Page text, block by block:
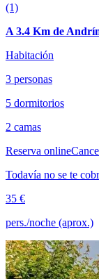
(1)
A 3.4 Km de
Habitación
3 personas
5 dormitorios
2 camas
Reserva online
Todavía no se te
35 €
pers./noche (aprox.)